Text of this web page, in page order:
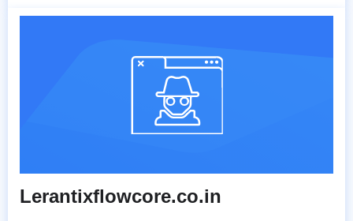
Lerantixflowcore.co.in